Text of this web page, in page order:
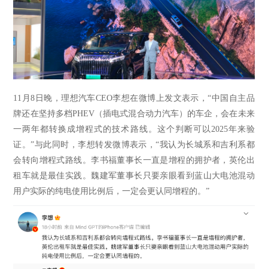
11月8日晚，理想汽车CEO李想在微博上发文表示，“中国自主品
牌还在坚持多档PHEV（插电式混合动力汽车）的车企，会在未来
一两年都转换成增程式的技术路线。这个判断可以2025年来验
证。”与此同时，李想转发微博表示，“我认为长城系和吉利系都
会转向增程式路线。李书福董事长一直是增程的拥护者，英伦出
租车就是最佳实践。魏建军董事长只要亲眼看到蓝山大电池混动
用户实际的纯电使用比例后，一定会更认同增程的。”